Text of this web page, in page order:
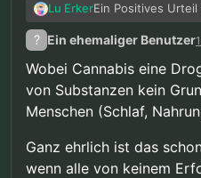
Lu ErkerEin Positives
Wahrscheinlich.
ignorieren sollte ist
Z.B. ja der Private
die Verfassung
bekannt werden
Womit wir in eine
Kanabisverbotes
Technisch erlaubt
zwar Rechte
nur eine Fußnote
“positives” Urteil
relevant ist und
nichts ändert.
? Ein ehemaliger Benutzer
Wobei Cannabis eine
von Substanzen kein
Menschen (Schlaf,
Ganz ehrlich ist das
wenn alle von keinem